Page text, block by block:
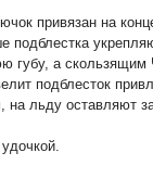
привязан на
подблестка
а скользящим
подблесток
льду оставляют